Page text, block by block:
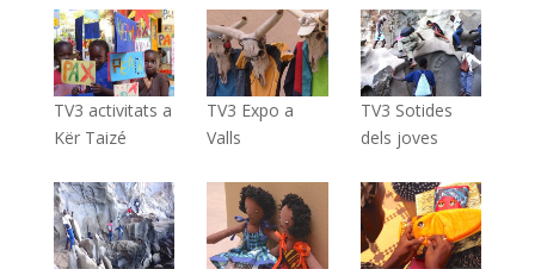
TV3 activitats a
Kër Taizé
TV3 Expo a
Valls
TV3 Sotides
dels joves